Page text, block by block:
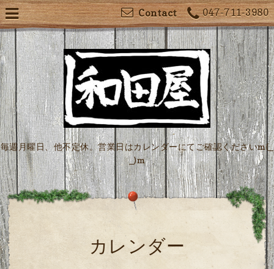
047-711-3980
Contact
毎週月曜日、他不定休。営業日はカレンダーにてご確認くださいm(_
_)m
カレンダー